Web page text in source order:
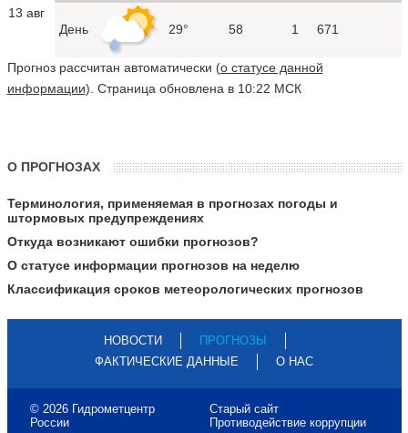
13 авг
День 29° 58 1 671
Прогноз рассчитан автоматически (о статусе данной
информации). Страница обновлена в 10:22 МСК
О ПРОГНОЗАХ
Терминология, применяемая в прогнозах погоды и
штормовых предупреждениях
Откуда возникают ошибки прогнозов?
О статусе информации прогнозов на неделю
Классификация сроков метеорологических прогнозов
НОВОСТИ
ПРОГНОЗЫ
ФАКТИЧЕСКИЕ ДАННЫЕ
О НАС
© 2026 Гидрометцентр
России
Старый сайт
Противодействие коррупции